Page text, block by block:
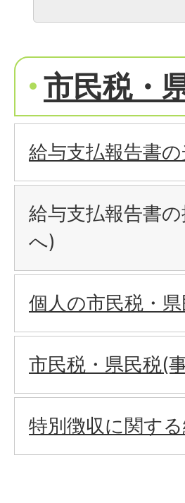
市民税・
給与支払報告書
給与支払報告書
へ)
個人の市民税・
市民税・県民税(
特別徴収に関す